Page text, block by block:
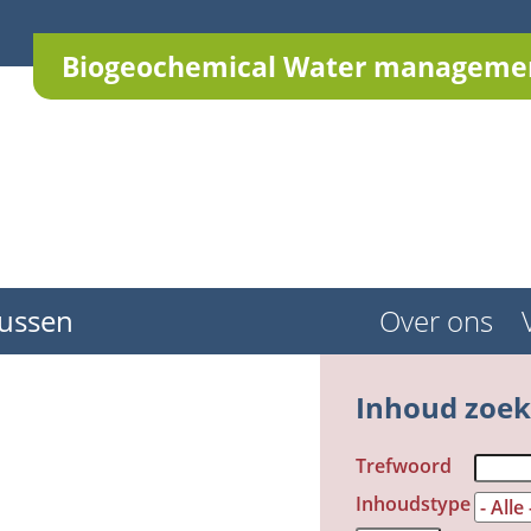
Biogeochemical Water
Over ons
Inhoud
Trefwoord
Inhoudstype